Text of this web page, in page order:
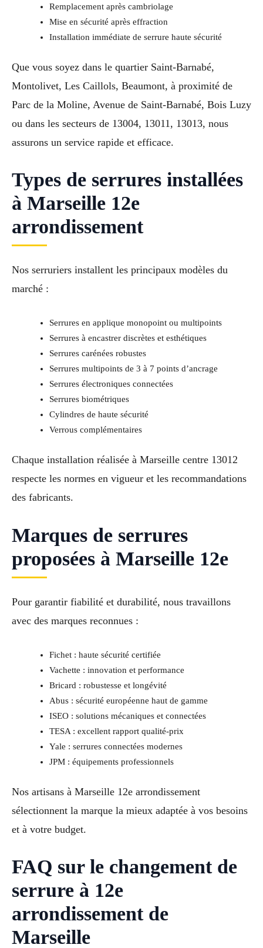
Remplacement après cambriolage
Mise en sécurité après effraction
Installation immédiate de serrure haute sécurité
Que vous soyez dans le quartier Saint-Barnabé,
Montolivet, Les Caillols, Beaumont, à proximité de
Parc de la Moline, Avenue de Saint-Barnabé, Bois Luzy
ou dans les secteurs de 13004, 13011, 13013, nous
assurons un service rapide et efficace.
Types de serrures installées
à Marseille 12e
arrondissement
Nos serruriers installent les principaux modèles du
marché :
Serrures en applique monopoint ou multipoints
Serrures à encastrer discrètes et esthétiques
Serrures carénées robustes
Serrures multipoints de 3 à 7 points d’ancrage
Serrures électroniques connectées
Serrures biométriques
Cylindres de haute sécurité
Verrous complémentaires
Chaque installation réalisée à Marseille centre 13012
respecte les normes en vigueur et les recommandations
des fabricants.
Marques de serrures
proposées à Marseille 12e
Pour garantir fiabilité et durabilité, nous travaillons
avec des marques reconnues :
Fichet : haute sécurité certifiée
Vachette : innovation et performance
Bricard : robustesse et longévité
Abus : sécurité européenne haut de gamme
ISEO : solutions mécaniques et connectées
TESA : excellent rapport qualité-prix
Yale : serrures connectées modernes
JPM : équipements professionnels
Nos artisans à Marseille 12e arrondissement
sélectionnent la marque la mieux adaptée à vos besoins
et à votre budget.
FAQ sur le changement de
serrure à 12e
arrondissement de
Marseille